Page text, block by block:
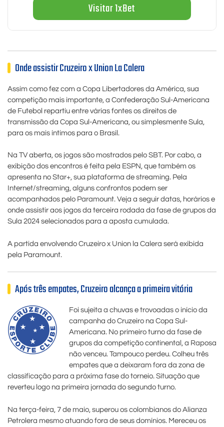
Visitar 1xBet
Onde assistir Cruzeiro x Union La Calera
Assim como fez com a Copa Libertadores da América, sua
competição mais importante, a Confederação Sul-Americana
de Futebol repartiu entre várias fontes os direitos de
transmissão da Copa Sul-Americana, ou simplesmente Sula,
para os mais íntimos para o Brasil.
Na TV aberta, os jogos são mostrados pelo SBT. Por cabo, a
exibição dos encontros é feita pela ESPN, que também os
apresenta no Star+, sua plataforma de streaming. Pela
Internet/streaming, alguns confrontos podem ser
acompanhados pelo Paramount. Veja a seguir datas, horários e
onde assistir aos jogos da terceira rodada da fase de grupos da
Sula 2024 selecionados para a aposta cumulada.
A partida envolvendo Cruzeiro x Union la Calera será exibida
pela Paramount.
Após três empates, Cruzeiro alcança a primeira vitória
Foi sujeita a chuvas e trovoadas o início da
campanha do Cruzeiro na Copa Sul-
Americana. No primeiro turno da fase de
grupos da competição continental, a Raposa
não venceu. Tampouco perdeu. Colheu três
empates que a deixaram fora da zona de
classificação para a próxima fase do torneio. Situação que
reverteu logo na primeira jornada do segundo turno.
Na terça-feira, 7 de maio, superou os colombianos do Alianza
Petrolera mesmo atuando fora de seus domínios. Mereceu os